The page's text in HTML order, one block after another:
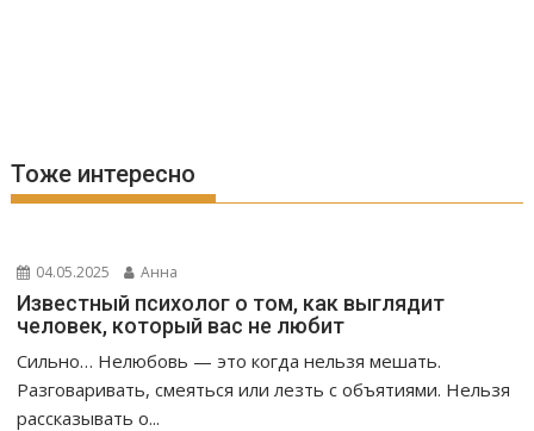
Тоже интересно
04.05.2025 Анна
Известный психолог о том, как выглядит
человек, который вас не любит
Сильно… Нелюбовь — это когда нельзя мешать.
Разговаривать, смеяться или лезть с объятиями. Нельзя
рассказывать о...